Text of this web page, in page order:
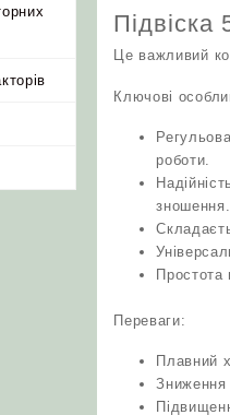
Це важливий
Ключові
роботи.
зношення.
Простота
Переваги:
Плавний
Зниження